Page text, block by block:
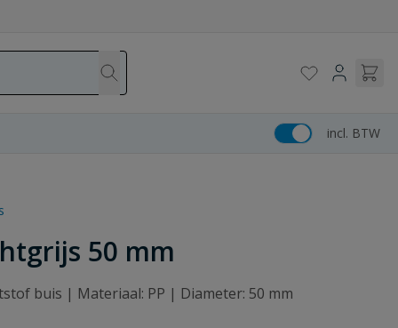
incl. BTW
50 mm
buis | Materiaal: PP | Diameter: 50 mm